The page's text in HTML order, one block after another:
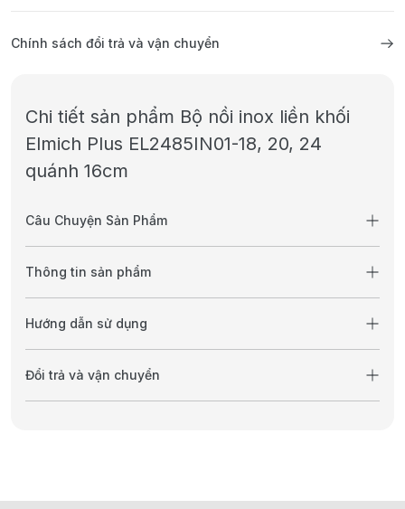
Chính sách đổi trả và vận chuyển
Chi tiết sản phẩm Bộ nồi inox liền khối
Elmich Plus EL2485IN01-18, 20, 24
quánh 16cm
Câu Chuyện Sản Phẩm
Thông tin sản phẩm
Hướng dẫn sử dụng
Đổi trả và vận chuyển